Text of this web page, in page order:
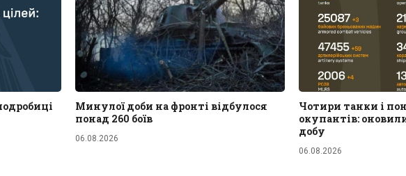
Минулої доби на фронті відбулося
понад 260 боїв
06.08.2026
Чотири танки і
окупантів:
добу
06.08.2026